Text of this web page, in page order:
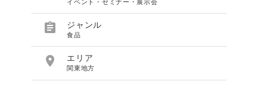
イベント・セミナー・展示会
 ジャンル
食品
 エリア
関東地方